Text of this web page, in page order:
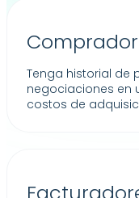
Tenga historial de
negociaciones en
costos de